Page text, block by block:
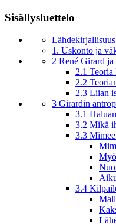
Sisällysluettelo
Lähdekirjallisuus
1. Uskonto ja
2 René Girard
2.1 Teoria
2.2
2.3 Liian
3 Girardin
3.1
3.2 Mikä
3.3
3.4